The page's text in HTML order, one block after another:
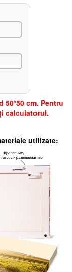
cm. Pentru
calculatorul.
utilizate: